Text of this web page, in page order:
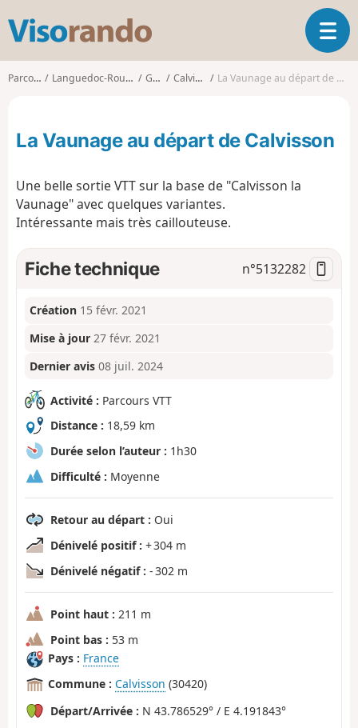
s
o
d
O
u
v
l
a
Parcours Languedoc-Roussillon Gard Calvisson La Vaunage au départ de Calvisson
La Vaunage au départ de Calvisson
Une belle sortie VTT sur la base de "Calvisson la
Vaunage" avec quelques variantes.
Intéressante mais très caillouteuse.
Fiche technique n°5132282
Création 15 févr. 2021
Mise à jour 27 févr. 2021
Dernier avis 08 juil. 2024
Activité : Parcours VTT
Distance : 18,59 km
Durée selon l’auteur : 1h30
Difficulté : Moyenne
Retour au départ : Oui
Dénivelé positif : + 304 m
Dénivelé négatif : - 302 m
Point haut : 211 m
Point bas : 53 m
Pays : France
Commune : Calvisson (30420)
Départ/Arrivée : N 43.786529° / E 4.191843°